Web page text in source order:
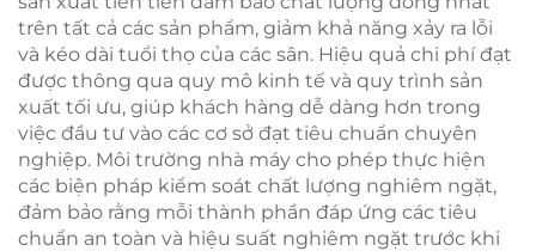
trên tất cả các sản phẩm, giảm khả năng xảy ra lỗi
và kéo dài tuổi thọ của các sân. Hiệu quả chi phí đạt
được thông qua quy mô kinh tế và quy trình sản
xuất tối ưu, giúp khách hàng dễ dàng hơn trong
việc đầu tư vào các cơ sở đạt tiêu chuẩn chuyên
nghiệp. Môi trường nhà máy cho phép thực hiện
các biện pháp kiểm soát chất lượng nghiêm ngặt,
đảm bảo rằng mỗi thành phần đáp ứng các tiêu
chuẩn an toàn và hiệu suất nghiêm ngặt trước khi